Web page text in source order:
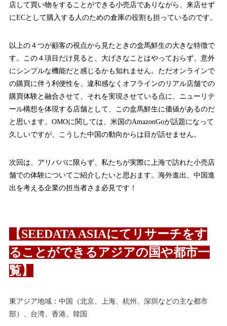
店して買い物をすることができる小売店でありながら、来店せず
にECとして購入する人のための倉庫の役割も担っているのです。
以上の４つが顧客の視点から見たときの盒馬鮮生の大きな特徴で
す。この４項目だけ見ると、大げさなことはやっておらず、意外
にシンプルな機能だと感じるかも知れません。ただオンラインで
の購買に伴う利便性を、違和感なくオフラインのリアル店舗での
購買体験と融合させて、それを実現させている点に、ニューリテ
ール構想を体現する店舗として、この盒馬鮮生に価値があるのだ
と思います。OMOに関しては、米国のAmazonGoが話題になって
久しいですが、こうした中国の動向からは目が話せません。
次回は、アリババに限らず、私たちが実際に上海で訪れた小売店
舗での体験についてご紹介したいと思おます。海外進出、中国進
出を考える企業の担当者さま必見です！
【SEEDATA ASIAにてリサーチをす
ることができるアジアの国や都市一
覧】
東アジア地域：中国（北京、上海、杭州、深圳などの主な都市
部）、台湾、香港、韓国